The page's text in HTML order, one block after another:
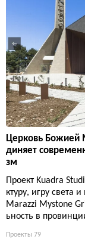
Церковь Божией
диняет
зм
Проект Kuadra
ктуру, игру света
Marazzi Mystone
ьность в
Проекты 79